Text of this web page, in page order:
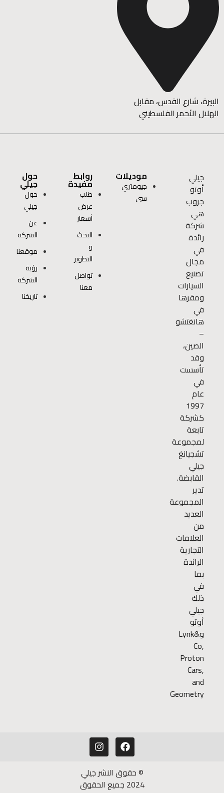
البيرة، شارع القدس، مقابل
الهلال الأحمر الفلسطيني
جيلي
أوتو
جروب
هي
شركة
رائدة
في
مجال
تصنيع
السيارات
ومقرها
في
هانغتشو
–
الصين،
وقد
تأسست
في
عام
1997
كشركة
تابعة
لمجموعة
تشجيانغ
جيلي
القابضة.
تدير
المجموعة
العديد
من
العلامات
التجارية
الرائدة
بما
في
ذلك
جيلي
أوتو
وLynk&
Co,
Proton
Cars,
and
Geometry
موديلات
جيومتري
سي
روابط
مفيدة
طلب
عرض
أسعار
البحث
و
التطوير
تواصل
معنا
حول
جيلي
حول
جيلي
عن
الشركة
موقعنا
رؤية
الشركة
تاريخنا
© حقوق النشر جيلي
2024 جميع الحقوق